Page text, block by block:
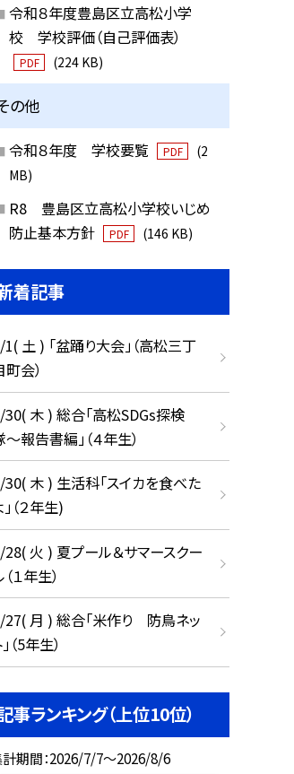
令和８年度豊島区立高松小学
校 学校評価（自己評価表）
PDF (224 KB)
の他
令和８年度 学校要覧 PDF
(2
MB)
R8 豊島区立高松小学校いじめ
防止基本方針
PDF (146 KB)
着記事
土 ) 「盆踊り大会」（高松三丁
町会）
30( 木 ) 総合「高松SDGs探検
〜報告書編」（４年生）
30( 木 ) 生活科「スイカを食べた
」（２年生)
28( 火 ) 夏プール＆サマースクー
１年生）
27( 月 ) 総合「米作り 防鳥ネッ
」（5年生）
事ランキング（上位10位）
期間：2026/7/7～2026/8/6